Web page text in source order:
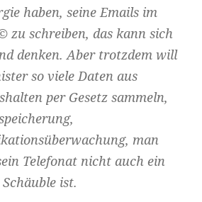
haben, seine Emails im
zu schreiben, das kann sich
denken. Aber trotzdem will
so viele Daten aus
per Gesetz sammeln,
man
Telefonat nicht auch ein
ist.